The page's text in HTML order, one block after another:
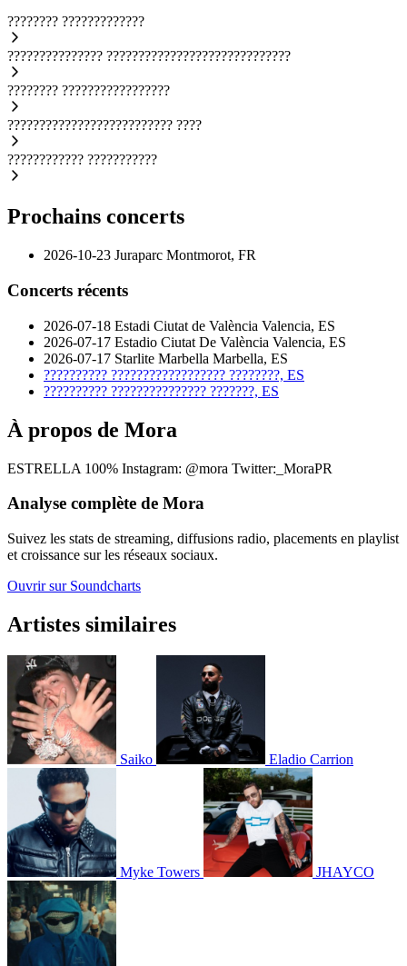
???????? ?????????????
??????????????? ?????????????????????????????
???????? ?????????????????
?????????????????????????? ????
???????????? ???????????
Prochains concerts
2026-10-23 Juraparc Montmorot, FR
Concerts récents
2026-07-18 Estadi Ciutat de València Valencia, ES
2026-07-17 Estadio Ciutat De València Valencia, ES
2026-07-17 Starlite Marbella Marbella, ES
?????????? ?????????????????? ????????, ES
?????????? ??????????????? ???????, ES
À propos de Mora
ESTRELLA 100% Instagram: @mora Twitter:_MoraPR
Analyse complète de Mora
Suivez les stats de streaming, diffusions radio, placements en playlist
et croissance sur les réseaux sociaux.
Ouvrir sur Soundcharts
Artistes similaires
Saiko Eladio Carrion
Myke Towers JHAYCO